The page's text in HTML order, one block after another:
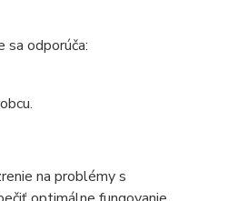
sa odporúča:
na problémy s